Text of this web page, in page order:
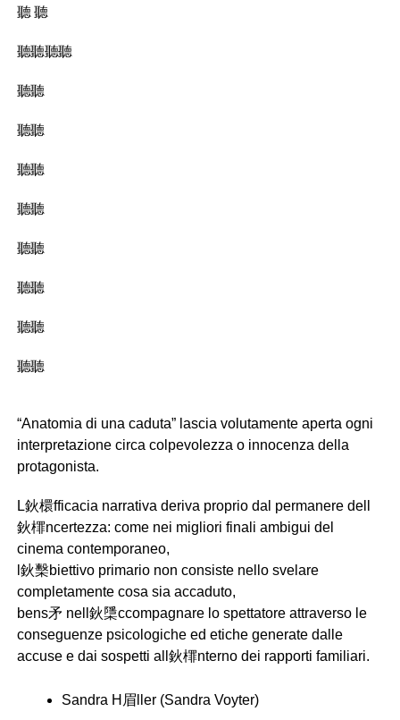
聽 聽
聽聽聽聽
聽聽
聽聽
聽聽
聽聽
聽聽
聽聽
聽聽
聽聽
“Anatomia di una caduta” lascia volutamente aperta ogni
interpretazione circa colpevolezza o innocenza della
protagonista.
L鈥檈fficacia narrativa deriva proprio dal permanere dell
鈥檌ncertezza: come nei migliori finali ambigui del
cinema contemporaneo,
l鈥檕biettivo primario non consiste nello svelare
completamente cosa sia accaduto,
bens矛 nell鈥檃ccompagnare lo spettatore attraverso le
conseguenze psicologiche ed etiche generate dalle
accuse e dai sospetti all鈥檌nterno dei rapporti familiari.
Sandra H眉ller (Sandra Voyter)